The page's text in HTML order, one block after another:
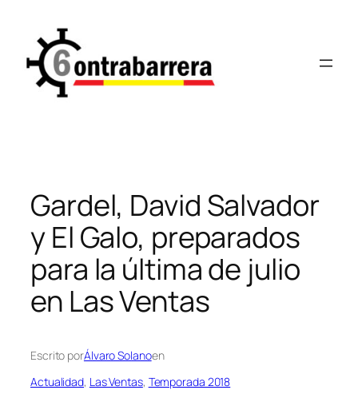
contenido
Gardel, David Salvador
y El Galo, preparados
para la última de julio
en Las Ventas
Escrito porÁlvaro Solanoen
Actualidad, Las Ventas, Temporada 2018